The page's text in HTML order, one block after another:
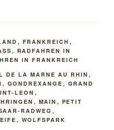
, FRANKREICH ,
, RADFAHREN IN
IN FRANKREICH
DE LA MARNE AU RHIN ,
, GONDREXANGE , GRAND
LEON,
, MAIN , PETIT
RADWEG ,
, WOLFSPARK